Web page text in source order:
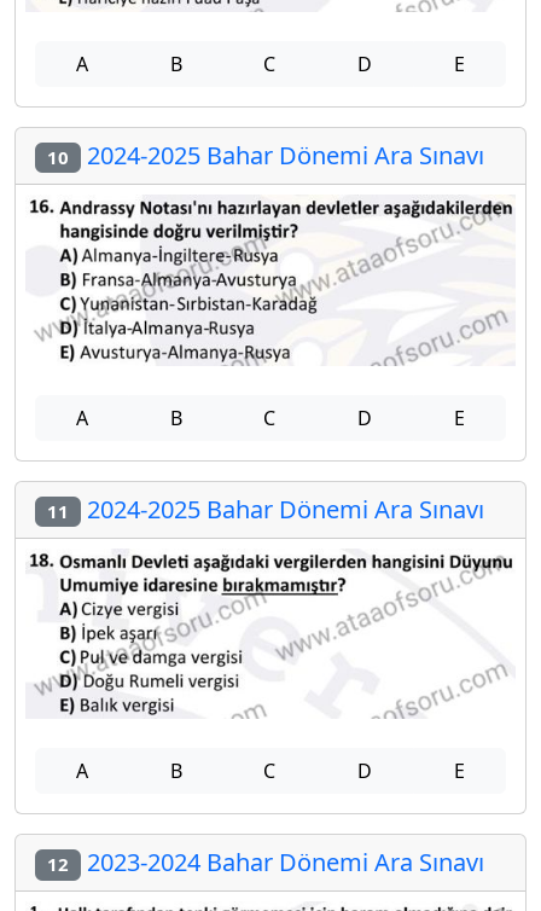
A B C D E
10 2024-2025 Bahar Dönemi Ara Sınavı
A B C D E
11 2024-2025 Bahar Dönemi Ara Sınavı
A B C D E
12 2023-2024 Bahar Dönemi Ara Sınavı